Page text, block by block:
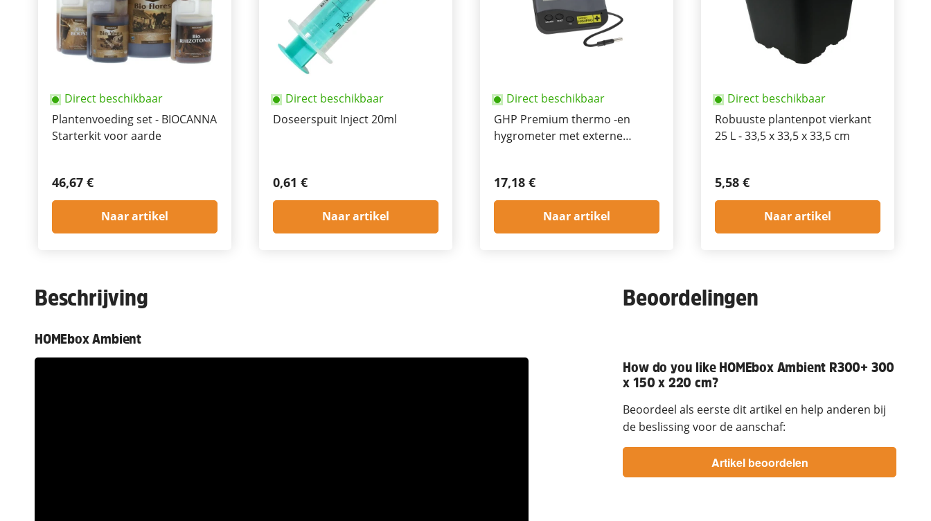
Direct beschikbaar
Plantenvoeding set - BIOCANNA
Starterkit voor aarde
46,67 €
Naar artikel
Direct beschikbaar
Doseerspuit Inject 20ml
0,61 €
Naar artikel
Direct beschikbaar
GHP Premium thermo -en
hygrometer met externe
17,18 €
Naar artikel
Direct beschikbaar
Robuuste plantenpot vierkant
25 L - 33,5 x 33,5 x 33,5 cm
5,58 €
Naar artikel
Beschrijving
HOMEbox Ambient
Beoordelingen
How do you like HOMEbox Ambient R300+ 300
x 150 x 220 cm?
Beoordeel als eerste dit artikel en help anderen bij
de beslissing voor de aanschaf: